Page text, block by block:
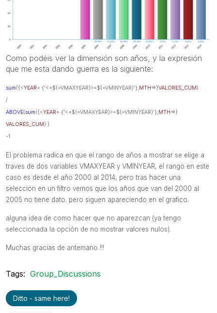
Como podéis ver la dimensión son años, y la expresión
que me esta dando guerra es la siguiente:
sum({<YEAR= {'<=$(=VMAXYEAR)>=$(=VMINYEAR)'},MTH=>}VALORES_CUM)
/
ABOVE(sum({<YEAR= {'<=$(=VMAXYEAR)>=$(=VMINYEAR)'},MTH=>}
VALORES_CUM) )
-1
El problema radica en que el rango de años a mostrar se elige a
traves de dos variables VMAXYEAR y VMINYEAR, el rango en este
caso es desde el año 2000 al 2014, pero tras hacer una
selección en un filtro vemos que los años que van del 2000 al
2005 no tiene dato. pero siguen apareciendo en el grafico.
alguna idea de como hacer que no aparezcan (ya tengo
seleccionada la opción de no mostrar valores nulos).
Muchas gracias de antemano !!!
Tags: Group_Discussions
Ditto - same here!